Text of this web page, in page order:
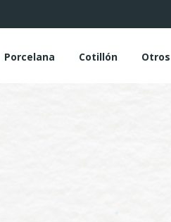
Porcelana Cotillón Otros